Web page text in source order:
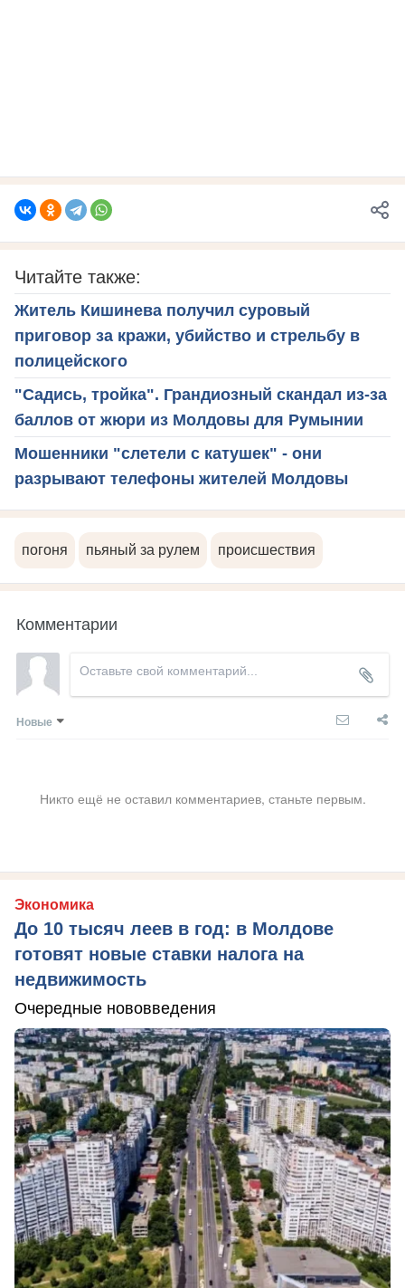
Читайте также:
Житель Кишинева получил суровый
приговор за кражи, убийство и стрельбу в
полицейского
"Садись, тройка". Грандиозный скандал из-за
баллов от жюри из Молдовы для Румынии
Мошенники "слетели с катушек" - они
разрывают телефоны жителей Молдовы
погоня пьяный за рулем происшествия
Комментарии
Новые
Никто ещё не оставил комментариев, станьте первым.
Экономика
До 10 тысяч леев в год: в Молдове
готовят новые ставки налога на
недвижимость
Очередные нововведения